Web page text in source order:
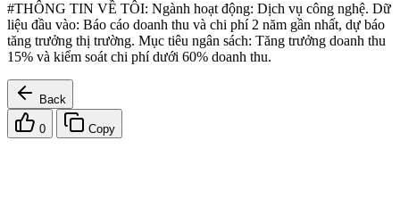
#THÔNG TIN VỀ TÔI: Ngành hoạt động: Dịch vụ công nghệ. Dữ
liệu đầu vào: Báo cáo doanh thu và chi phí 2 năm gần nhất, dự báo
tăng trưởng thị trường. Mục tiêu ngân sách: Tăng trưởng doanh thu
15% và kiểm soát chi phí dưới 60% doanh thu.
Back
0 Copy